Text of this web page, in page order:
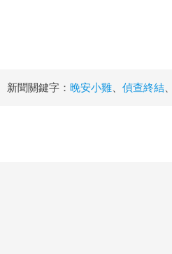
新聞關鍵字： 晚安小雞 偵查終結